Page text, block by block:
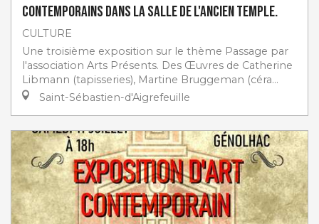
contemporains dans la salle de l'ancien Temple.
CULTURE
Une troisième exposition sur le thème Passage par
l'association Arts Présents. Des Œuvres de Catherine
Libmann (tapisseries), Martine Bruggeman (céra...
Saint-Sébastien-d'Aigrefeuille